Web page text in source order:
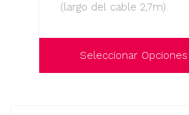
(largo del cable 2,7m).
Seleccionar Opciones